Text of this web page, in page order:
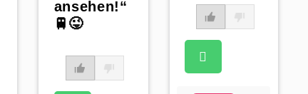
ansehen!“
🚆😜